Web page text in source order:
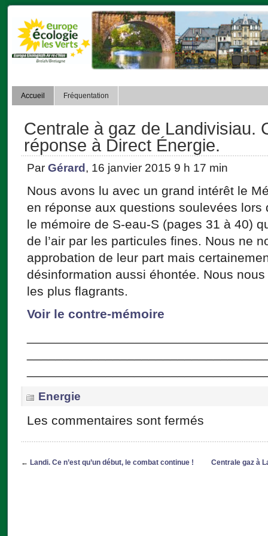
Accueil Fréquentation
Centrale à gaz de Landivisiau.
réponse à Direct Énergie.
Par Gérard , 16 janvier 2015 9 h 17 min
Nous avons lu avec un grand intérêt le
en réponse aux questions soulevées lors
le mémoire de S-eau-S (pages 31 à 40)
de l’air par les particules fines. Nous ne
approbation de leur part mais
désinformation aussi éhontée. Nous
les plus flagrants.
Voir le contre-mémoire
Energie
Les commentaires sont fermés
← Landi. Ce n’est qu’un début, le combat continue ! Centrale gaz à